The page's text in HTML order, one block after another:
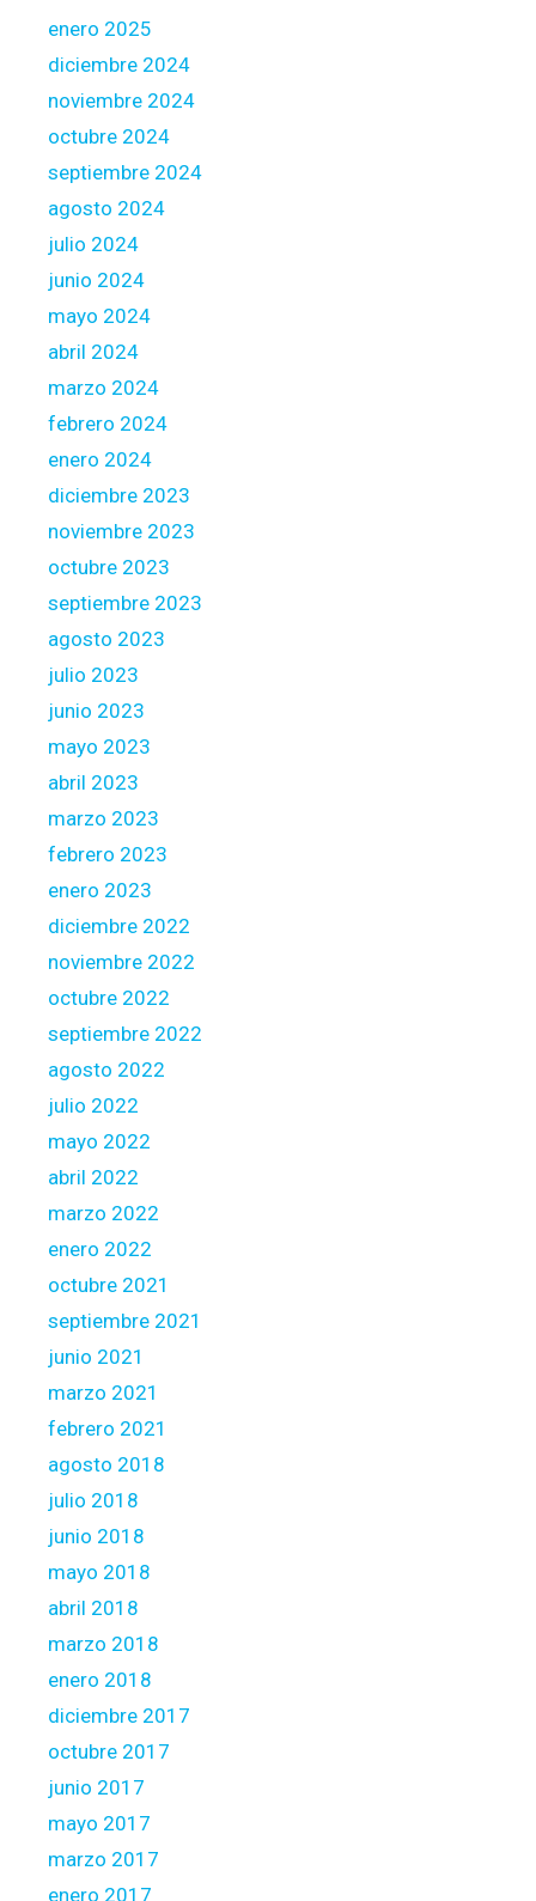
i
a
c
c
e
n
t
e
l
e
s
a
f
f
e
t
i
o
n
e
e
s
enero 2025
diciembre 2024
noviembre 2024
octubre 2024
septiembre 2024
agosto 2024
julio 2024
junio 2024
mayo 2024
abril 2024
marzo 2024
febrero 2024
enero 2024
diciembre 2023
noviembre 2023
octubre 2023
septiembre 2023
agosto 2023
julio 2023
junio 2023
mayo 2023
abril 2023
marzo 2023
febrero 2023
enero 2023
diciembre 2022
noviembre 2022
octubre 2022
septiembre 2022
agosto 2022
julio 2022
mayo 2022
abril 2022
marzo 2022
enero 2022
octubre 2021
septiembre 2021
junio 2021
marzo 2021
febrero 2021
agosto 2018
julio 2018
junio 2018
mayo 2018
abril 2018
marzo 2018
enero 2018
diciembre 2017
octubre 2017
junio 2017
mayo 2017
marzo 2017
enero 2017